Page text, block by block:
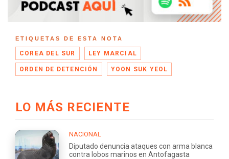
ETIQUETAS DE ESTA NOTA
COREA DEL SUR LEY MARCIAL
ORDEN DE DETENCIÓN YOON SUK YEOL
LO MÁS RECIENTE
NACIONAL
Diputado denuncia ataques con arma blanca
contra lobos marinos en Antofagasta